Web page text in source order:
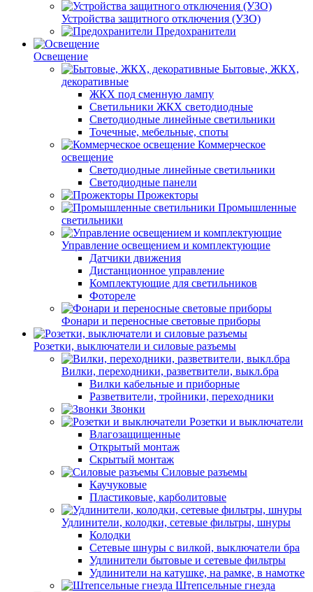
Устройства защитного отключения (УЗО)
Предохранители
Освещение
Бытовые, ЖКХ,
декоративные
ЖКХ под сменную лампу
Светильники ЖКХ светодиодные
Светодиодные линейные светильники
Точечные, мебельные, споты
Коммерческое
освещение
Светодиодные линейные светильники
Светодиодные панели
Прожекторы
Промышленные
светильники
Управление освещением и комплектующие
Датчики движения
Дистанционное управление
Комплектующие для светильников
Фотореле
Фонари и переносные световые приборы
Розетки, выключатели и силовые разъемы
Вилки, переходники, разветвители, выкл.бра
Вилки кабельные и приборные
Разветвители, тройники, переходники
Звонки
Розетки и выключатели
Влагозащищенные
Открытый монтаж
Скрытый монтаж
Силовые разъемы
Каучуковые
Пластиковые, карболитовые
Удлинители, колодки, сетевые фильтры, шнуры
Колодки
Сетевые шнуры с вилкой, выключатели бра
Удлинители бытовые и сетевые фильтры
Удлинители на катушке, на рамке, в намотке
Штепсельные гнезда